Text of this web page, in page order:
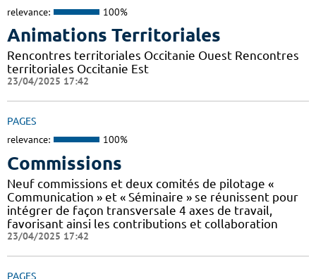
relevance: 100%
Animations Territoriales
Rencontres territoriales Occitanie Ouest Rencontres
territoriales Occitanie Est
23/04/2025 17:42
PAGES
relevance: 100%
Commissions
Neuf commissions et deux comités de pilotage «
Communication » et « Séminaire » se réunissent pour
intégrer de façon transversale 4 axes de travail,
favorisant ainsi les contributions et collaboration
23/04/2025 17:42
PAGES